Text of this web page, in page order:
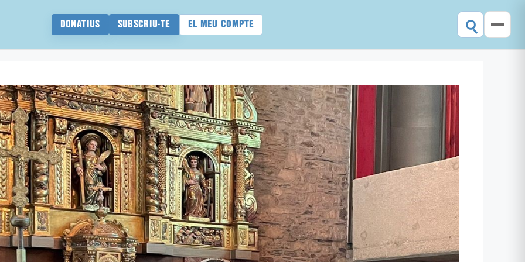
DONATIUS SUBSCRIU-TE EL MEU COMPTE